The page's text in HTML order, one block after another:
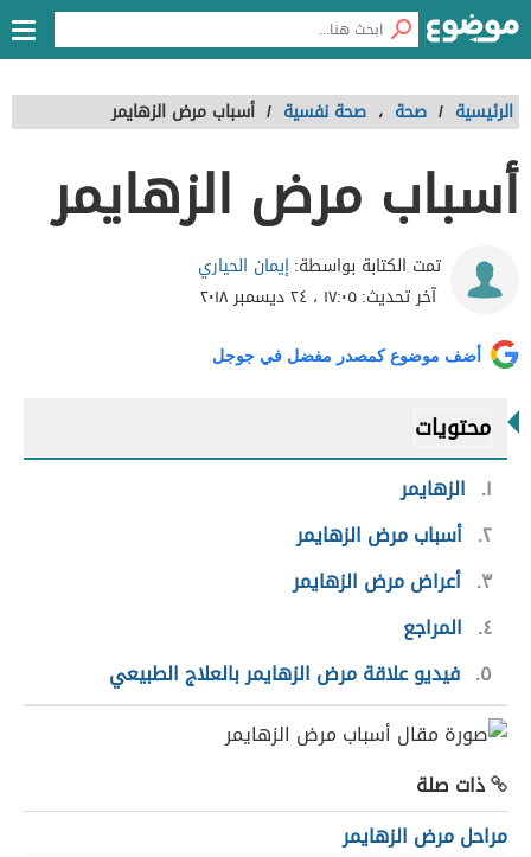
الرئيسية / صحة ، صحة نفسية / أسباب مرض الزهايمر
أسباب مرض الزهايمر
تمت الكتابة بواسطة:إيمان الحياري
آخر تحديث:١٧:٠٥ ، ٢٤ ديسمبر ٢٠١٨
أضف موضوع كمصدر مفضل في جوجل
محتويات
١
الزهايمر
٢ أسباب مرض الزهايمر
٣ أعراض مرض الزهايمر
٤
المراجع
٥ فيديو علاقة مرض الزهايمر بالعلاج الطبيعي
ذات صلة
مراحل مرض الزهايمر